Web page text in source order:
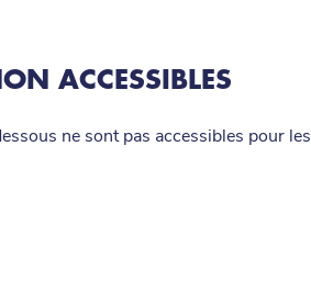
ACCESSIBLES
ne sont pas accessibles pour les